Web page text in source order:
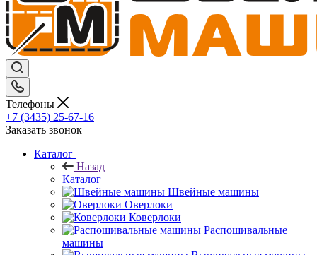
Телефоны
+7 (3435) 25-67-16
Заказать звонок
Каталог
Назад
Каталог
Швейные машины
Оверлоки
Коверлоки
Распошивальные
машины